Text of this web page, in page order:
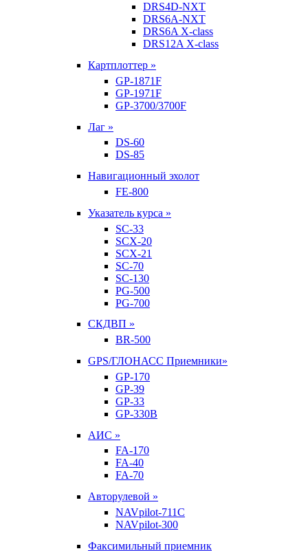
DRS4D-NXT
DRS6A-NXT
DRS6A X-class
DRS12A X-class
Картплоттер »
GP-1871F
GP-1971F
GP-3700/3700F
Лаг »
DS-60
DS-85
Навигационный эхолот
FE-800
Указатель курса »
SC-33
SCX-20
SCX-21
SC-70
SC-130
PG-500
PG-700
СКДВП »
BR-500
GPS/ГЛОНАСС Приемники»
GP-170
GP-39
GP-33
GP-330B
АИС »
FA-170
FA-40
FA-70
Авторулевой »
NAVpilot-711С
NAVpilot-300
Факсимильный приемник